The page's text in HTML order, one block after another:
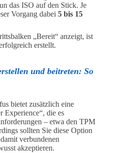
das ISO auf den Stick. Je
Vorgang dabei 5 bis 15
„Bereit“ anzeigt, ist
erstellt.
und beitreten: So
bietet zusätzlich eine
Experience“, die es
– etwa den TPM
sollten Sie diese Option
verbundenen
akzeptieren.